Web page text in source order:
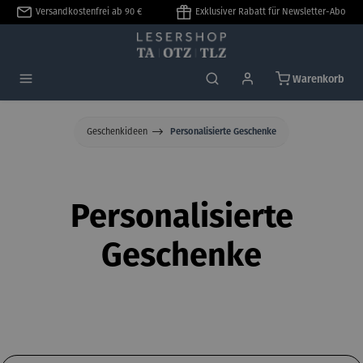
springen
Versandkostenfrei ab 90 € Exklusiver Rabatt für Newsletter-Abo
Warenkorb
Geschenkideen Personalisierte Geschenke
Personalisierte
Geschenke